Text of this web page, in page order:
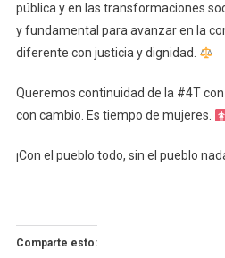
pública y en las transformaciones
y fundamental para avanzar en la
diferente con justicia y dignidad.
Queremos continuidad de la #4T
con cambio. Es tiempo de mujeres.
¡Con el pueblo todo, sin el pueblo
Comparte esto: